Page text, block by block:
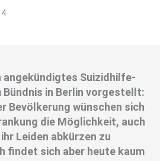
angekündigtes Suizidhilfe-
in Berlin vorgestellt:
Bevölkerung wünschen sich
die Möglichkeit, auch
Leiden abkürzen zu
findet sich aber heute kaum